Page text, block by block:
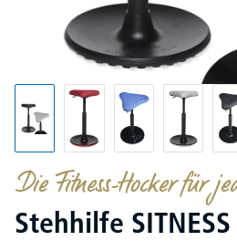
Die Fitness-Hocker für
Stehhilfe SITNESS